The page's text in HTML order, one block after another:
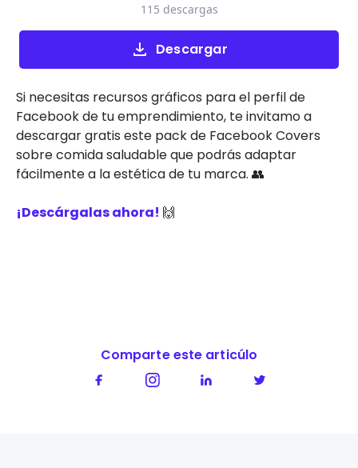
Descargar
115 descargas
Si necesitas recursos gráficos para el perfil de
Facebook de tu emprendimiento, te invitamo a
descargar gratis este pack de Facebook Covers
sobre comida saludable que podrás adaptar
fácilmente a la estética de tu marca. 👥
¡Descárgalas ahora! 🙌
Comparte este articúlo